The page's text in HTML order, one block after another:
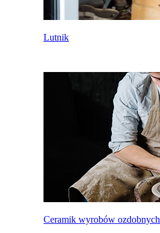
Lutnik
Ceramik wyrobów ozdobnych